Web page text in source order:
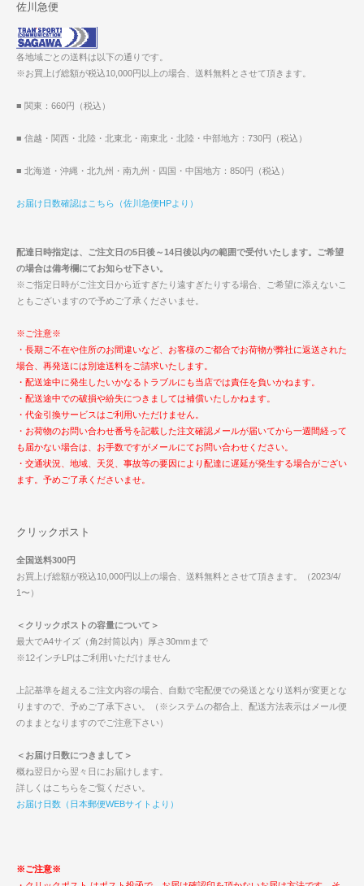
佐川急便
各地域ごとの送料は以下の通りです。
※お買上げ総額が税込10,000円以上の場合、送料無料とさせて頂きます。
■ 関東：660円（税込）
■ 信越・関西・北陸・北東北・南東北・北陸・中部地方：730円（税込）
■ 北海道・沖縄・北九州・南九州・四国・中国地方：850円（税込）
お届け日数確認はこちら（佐川急便HPより）
配達日時指定は、ご注文日の5日後～14日後以内の範囲で受付いたします。ご希望
の場合は備考欄にてお知らせ下さい。
※ご指定日時がご注文日から近すぎたり遠すぎたりする場合、ご希望に添えないこ
ともございますので予めご了承くださいませ。
※ご注意※
・長期ご不在や住所のお間違いなど、お客様のご都合でお荷物が弊社に返送された
場合、再発送には別途送料をご請求いたします。
・配送途中に発生したいかなるトラブルにも当店では責任を負いかねます。
・配送途中での破損や紛失につきましては補償いたしかねます。
・代金引換サービスはご利用いただけません。
・お荷物のお問い合わせ番号を記載した注文確認メールが届いてから一週間経って
も届かない場合は、お手数ですがメールにてお問い合わせください。
・交通状況、地域、天災、事故等の要因により配達に遅延が発生する場合がござい
ます。予めご了承くださいませ。
クリックポスト
全国送料300円
お買上げ総額が税込10,000円以上の場合、送料無料とさせて頂きます。（2023/4/
1〜）
＜クリックポストの容量について＞
最大でA4サイズ（角2封筒以内）厚さ30mmまで
※12インチLPはご利用いただけません
上記基準を超えるご注文内容の場合、自動で宅配便での発送となり送料が変更とな
りますので、予めご了承下さい。（※システムの都合上、配送方法表示はメール便
のままとなりますのでご注意下さい）
＜お届け日数につきまして＞
概ね翌日から翌々日にお届けします。
詳しくはこちらをご覧ください。
お届け日数（日本郵便WEBサイトより）
※ご注意※